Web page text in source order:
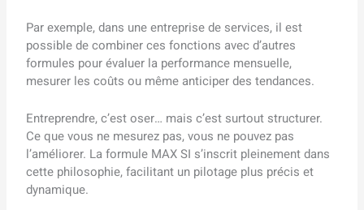
Par exemple, dans une entreprise de services, il est
possible de combiner ces fonctions avec d’autres
formules pour évaluer la performance mensuelle,
mesurer les coûts ou même anticiper des tendances.
Entreprendre, c’est oser… mais c’est surtout structurer.
Ce que vous ne mesurez pas, vous ne pouvez pas
l’améliorer. La formule MAX SI s’inscrit pleinement dans
cette philosophie, facilitant un pilotage plus précis et
dynamique.